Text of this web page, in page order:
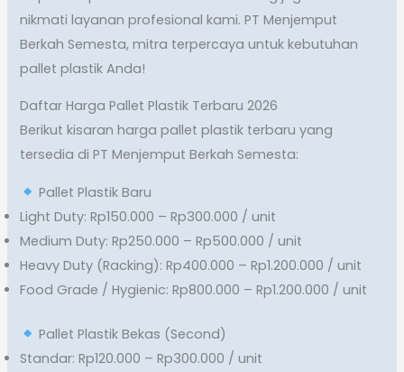
nikmati layanan profesional kami. PT Menjemput
Berkah Semesta, mitra terpercaya untuk kebutuhan
pallet plastik Anda!
Daftar Harga Pallet Plastik Terbaru 2026
Berikut kisaran harga pallet plastik terbaru yang
tersedia di PT Menjemput Berkah Semesta:
Pallet Plastik Baru
Light Duty: Rp150.000 – Rp300.000 / unit
Medium Duty: Rp250.000 – Rp500.000 / unit
Heavy Duty (Racking): Rp400.000 – Rp1.200.000 / unit
Food Grade / Hygienic: Rp800.000 – Rp1.200.000 / unit
Pallet Plastik Bekas (Second)
Standar: Rp120.000 – Rp300.000 / unit